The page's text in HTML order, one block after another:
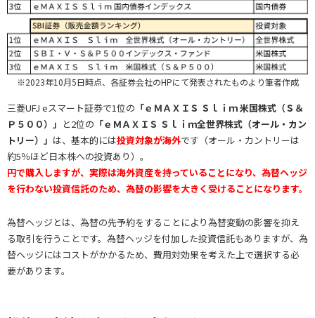
※2023年10月5日時点、各証券会社のHPにて発表されたものより筆者作成
三菱UFJ eスマート証券で1位の 「ｅＭＡＸＩＳ Ｓｌｉｍ 米国株式（Ｓ＆
Ｐ５００）」 と2位の 「ｅＭＡＸＩＳ Ｓｌｉｍ全世界株式（オール・カン
トリー）」 は、基本的には投資対象が海外です（オール・カントリーは
約5％ほど日本株への投資あり）。
円で購入しますが、実際は海外資産を持っていることになり、為替ヘッジ
を行わない投資信託のため、為替の影響を大きく受けることになります。
為替ヘッジとは、為替の先予約をすることにより為替変動の影響を抑え
る取引を行うことです。為替ヘッジを付加した投資信託もありますが、為
替ヘッジにはコストがかかるため、費用対効果を考えた上で選択する必
要があります。